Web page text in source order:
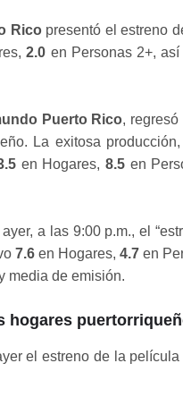
Ricopresentó el estreno
2.0 en Personas 2+,
Puerto Rico,
La exitosa
en Hogares, 8.5en
a las 9:00 p.m., el
7.6en Hogares,4.7 en
media de emisión.
hogares
el estreno de la película